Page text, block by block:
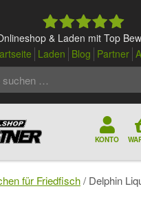
& Laden mit Top
Laden Blog Partner
KONTO
für Friedfisch/ Delphin